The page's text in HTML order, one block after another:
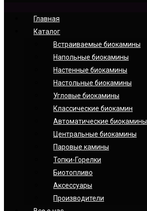
Главная
Каталог
Встраиваемые биокамины
Напольные биокамины
Настенные биокамины
Настoльные биокамины
Угловые биокамины
Классические биокамин
Автоматические биокамины
Центральные биокамины
Паровые камины
Топки-Горелки
Биотопливо
Аксессуары
Производители